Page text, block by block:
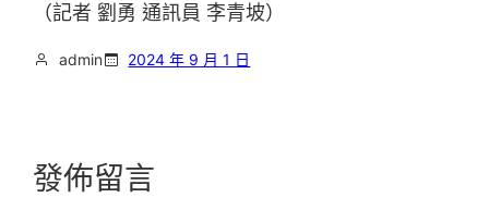
（記者 劉勇 通訊員 李青坡）
admin 2024 年 9 月 1 日
發佈留言